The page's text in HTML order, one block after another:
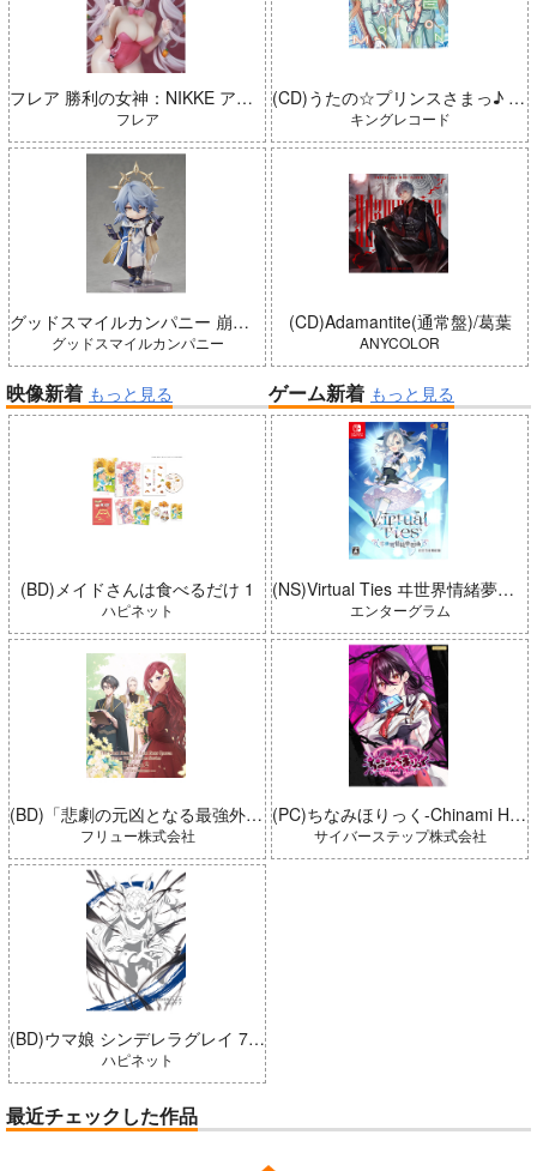
フレア 勝利の女神：NIKKE アリス：ワンダーランドバニー 完成品
フレア
グッドスマイルカンパニー 崩壊：スターレイル ねんどろいどどーる サンデー 完成品
グッドスマイルカンパニー
(CD)うたの☆プリンスさまっ♪ LIVE EMOTION 2nd Anniversary CD トキヤ・カミュ・瑛二・大和
キングレコード
(CD)Adamantite(通常盤)/葛葉
ANYCOLOR
映像新着 もっと見る
(BD)メイドさんは食べるだけ 1
ハピネット
(BD)「悲劇の元凶となる最強外道ラスボス女王は民の為に尽くします。 Season2」BD-BOX 上巻
フリュー株式会社
(BD)ウマ娘 シンデレラグレイ 7 豪華版 (とらのあな限定版)
ハピネット
ゲーム新着 もっと見る
(NS)Virtual Ties ヰ世界情緒夢想曲 完全生産限定版
エンターグラム
(PC)ちなみほりっく-Chinami Holic 特典付き 限定ボックス
サイバーステップ株式会社
最近チェックした作品